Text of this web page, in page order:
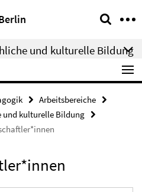
und kulturelle Bildung
Arbeitsbereiche
und kulturelle Bildung